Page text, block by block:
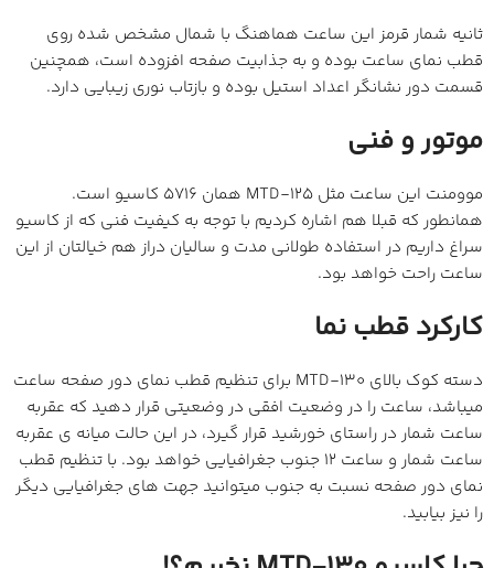
ثانیه شمار قرمز این ساعت هماهنگ با شمال مشخص شده روی
قطب نمای ساعت بوده و به جذابیت صفحه افزوده است، همچنین
قسمت دور نشانگر اعداد استیل بوده و بازتاب نوری زیبایی دارد.
موتور و فنی
موومنت این ساعت مثل MTD-125 همان 5716 کاسیو است.
همانطور که قبلا هم اشاره کردیم با توجه به کیفیت فنی که از کاسیو
سراغ داریم در استفاده طولانی مدت و سالیان دراز هم خیالتان از این
ساعت راحت خواهد بود.
کارکرد قطب نما
دسته کوک بالای MTD-130 برای تنظیم قطب نمای دور صفحه ساعت
میباشد، ساعت را در وضعیت افقی در وضعیتی قرار دهید که عقربه
ساعت شمار در راستای خورشید قرار گیرد، در این حالت میانه ی عقربه
ساعت شمار و ساعت 12 جنوب جغرافیایی خواهد بود. با تنظیم قطب
نمای دور صفحه نسبت به جنوب میتوانید جهت های جغرافیایی دیگر
را نیز بیابید.